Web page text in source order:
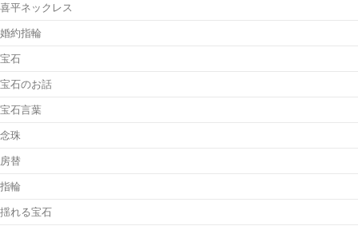
喜平ネックレス
婚約指輪
宝石
宝石のお話
宝石言葉
念珠
房替
指輪
揺れる宝石